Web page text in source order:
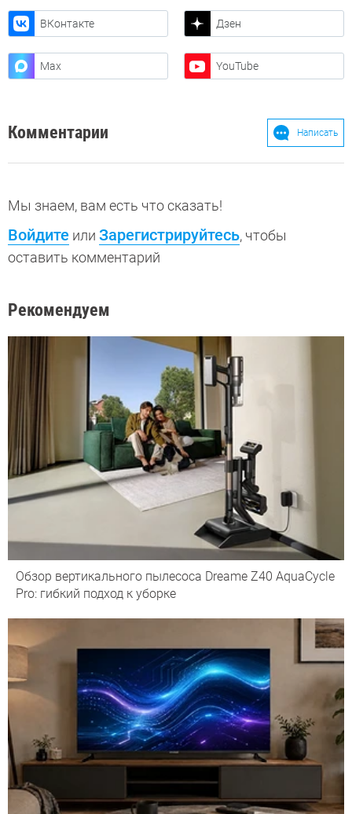
ВКонтакте Дзен
Max YouTube
Комментарии Написать
Мы знаем, вам есть что сказать!
Войдите или Зарегистрируйтесь, чтобы
оставить комментарий
Рекомендуем
Обзор вертикального пылесоса Dreame Z40 AquaCycle
Pro: гибкий подход к уборке